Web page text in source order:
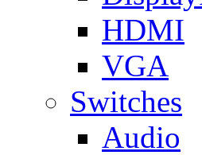
HDMI
VGA
Switches
Audio